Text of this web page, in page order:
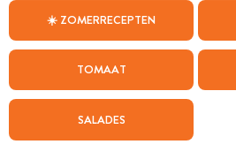
☀️ ZOMERRECEPTEN
TOMAAT
SALADES
WEEKMENU
CHAT MET MAIA